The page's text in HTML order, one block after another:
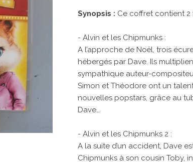
Synopsis : Ce coffret contient 2
- Alvin et les Chipmunks :
A l’approche de Noël, trois
hébergés par Dave. Ils
sympathique auteur-
Simon et Théodore ont un
nouvelles popstars, grâce au
Dave…
- Alvin et les Chipmunks 2 :
A la suite d’un accident, Dave
Chipmunks à son cousin Toby,